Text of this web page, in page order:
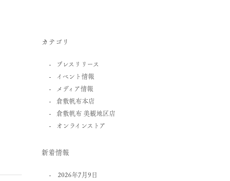
カテゴリ
プレスリリース
イベント情報
メディア情報
倉敷帆布本店
倉敷帆布 美観地区店
オンラインストア
新着情報
2026年7月9日